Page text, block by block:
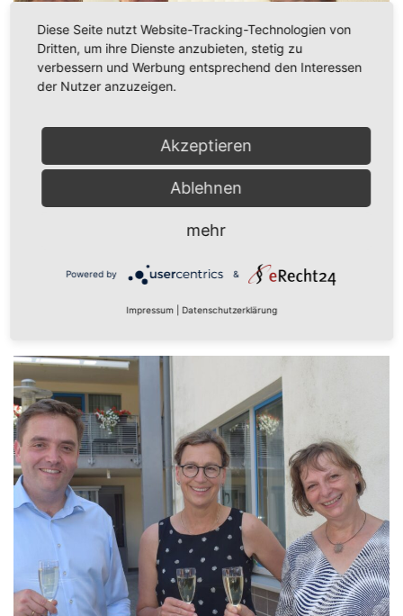
Überreichung der Caritas Ehrennadel an Frau
Christiane Ripp
Diese Seite nutzt Website-Tracking-Technologien von
Dritten, um ihre Dienste anzubieten, stetig zu
verbessern und Werbung entsprechend den Interessen
der Nutzer anzuzeigen.
Akzeptieren
Ablehnen
mehr
Powered by &
Impressum Datenschutzerklärung